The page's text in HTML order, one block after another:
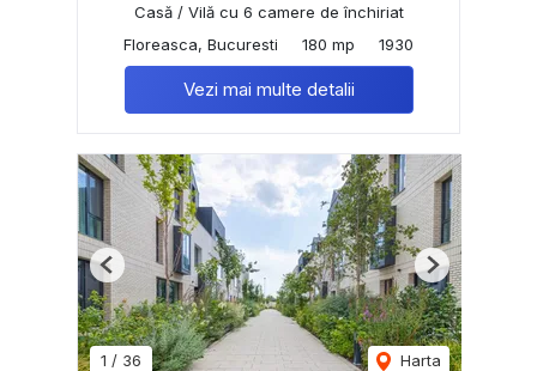
Casă / Vilă cu 6 camere de închiriat
Floreasca, Bucuresti
180 mp 1930
Vezi mai multe detalii
1 / 36 Harta
Previous Next